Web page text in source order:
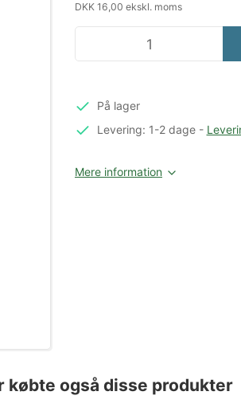
DKK 16,00 ekskl. moms
På lager
Levering: 1-2 dage-
Mere information
købte også disse produkter